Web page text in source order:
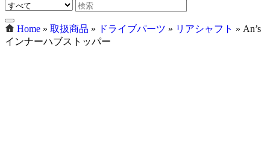
Home » 取扱商品 » ドライブパーツ » リアシャフト » An’s
インナーハブストッパー